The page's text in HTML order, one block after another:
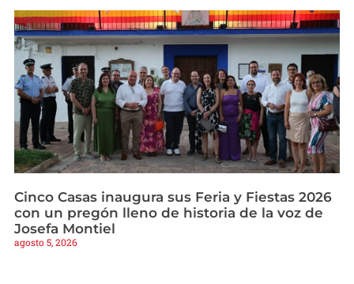
Cinco Casas inaugura sus Feria y Fiestas 2026
con un pregón lleno de historia de la voz de
Josefa Montiel
agosto 5, 2026